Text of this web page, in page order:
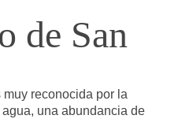
de San
muy reconocida por la
una abundancia de